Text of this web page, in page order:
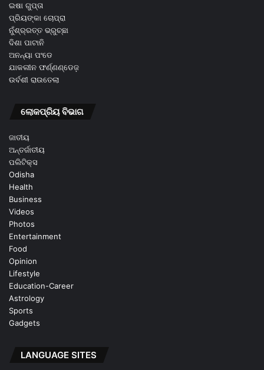
ଇଷା ଗୁପ୍ତା
ପ୍ରିୟଙ୍କା ଚୋପ୍ରା
ନୁଁଶ୍ର୍ରତ୍ତ ଭ୍ରୁଚ୍ଛା
ଦିଶା ପାଟାନି
ଅନନ୍ୟା ପଂଡେ
ଯାକଲୀନ ଫର୍ଣ୍ଣଣ୍ଡେଜ଼
ଉର୍ବଶୀ ରାଉତେଲା
ଲୋକପ୍ରିୟ ବିଭାଗ
ଜାତୀୟ
ଅନ୍ତର୍ଜାତୀୟ
ପଲିଟିକ୍ସ
Odisha
Health
Business
Videos
Photos
Entertainment
Food
Opinion
Lifestyle
Education-Career
Astrology
Sports
Gadgets
LANGUAGE SITES